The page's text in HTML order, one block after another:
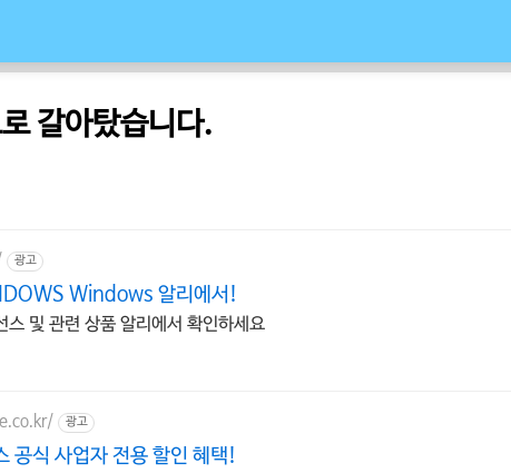
갈아탔습니다.
광고
Windows 알리에서!
및 관련 상품 알리에서 확인하세요
광고
공식 사업자 전용 할인 혜택!